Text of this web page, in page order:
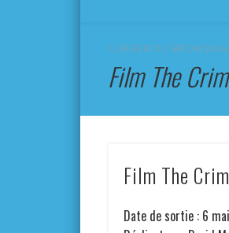
CURRENTLY
Film The
Film The
Date de sortie : 6